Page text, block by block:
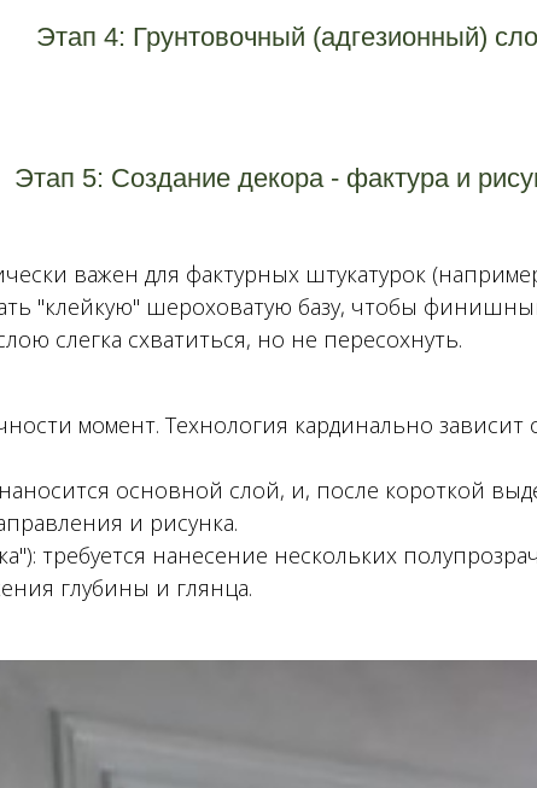
Этап 4: Грунтовочный (адгезионный)
Этап 5: Создание декора - фактура и
важен для фактурных штукатурок
"клейкую" шероховатую базу, чтобы
слегка схватиться, но не пересохнуть.
момент. Технология кардинально зависит
основной слой, и, после короткой
и рисунка.
требуется нанесение нескольких
глубины и глянца.